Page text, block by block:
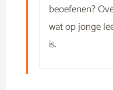
beoefenen?
wat op jonge
is.